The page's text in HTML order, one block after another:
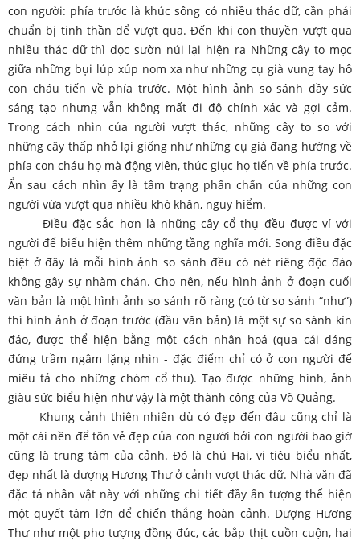
con người: phía trước là khúc sông có nhiều thác dữ, cần phải
chuẩn bị tinh thần để vượt qua. Đến khi con thuyền vượt qua
nhiều thác dữ thì dọc sườn núi lại hiện ra Những cây to mọc
giữa những bụi lúp xúp nom xa như những cụ già vung tay hô
con cháu tiến về phía trước. Một hình ảnh so sánh đầy sức
sáng tạo nhưng vẫn không mất đi độ chính xác và gợi cảm.
Trong cách nhìn của người vượt thác, những cây to so với
những cây thấp nhỏ lại giống như những cụ già đang hướng về
phía con cháu họ mà động viên, thúc giục họ tiến về phía trước.
Ẩn sau cách nhìn ấy là tâm trạng phấn chấn của những con
người vừa vượt qua nhiều khó khăn, nguy hiểm.
Điều đặc sắc hơn là những cây cổ thụ đều được ví với
người để biểu hiện thêm những tầng nghĩa mới. Song điều đặc
biệt ở đây là mỗi hình ảnh so sánh đều có nét riêng độc đáo
không gây sự nhàm chán. Cho nên, nếu hình ảnh ở đoạn cuối
văn bản là một hình ảnh so sánh rõ ràng (có từ so sánh “như”)
thì hình ảnh ở đoạn trước (đầu văn bản) là một sự so sánh kín
đáo, được thể hiện bằng một cách nhân hoá (qua cái dáng
đứng trầm ngâm lặng nhìn - đặc điểm chỉ có ở con người để
miêu tả cho những chòm cổ thu). Tạo được những hình, ảnh
giàu sức biểu hiện như vậy là một thành công của Võ Quảng.
Khung cảnh thiên nhiên dù có đẹp đến đâu cũng chỉ là
một cái nền để tôn vẻ đẹp của con người bởi con người bao giờ
cũng là trung tâm của cảnh. Đó là chú Hai, vi tiêu biểu nhất,
đẹp nhất là dượng Hương Thư ở cảnh vượt thác dữ. Nhà văn đã
đặc tả nhân vật này với những chi tiết đầy ấn tượng thể hiện
một quyết tâm lớn để chiến thắng hoàn cảnh. Dượng Hương
Thư như một pho tượng đồng đúc, các bắp thịt cuồn cuộn, hai